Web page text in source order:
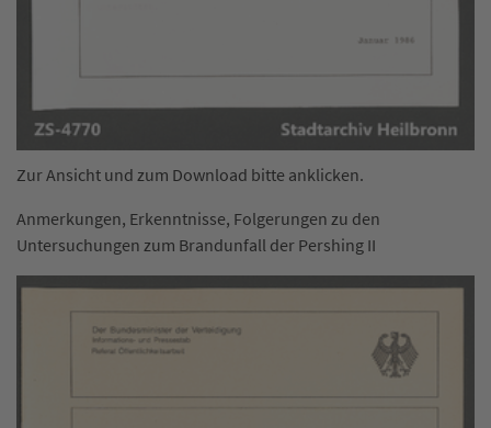
Zur Ansicht und zum Download bitte anklicken.
Anmerkungen, Erkenntnisse, Folgerungen zu den
Untersuchungen zum Brandunfall der Pershing II